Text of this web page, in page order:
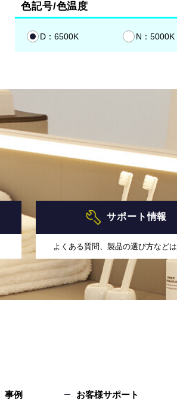
色記号/色温度
D：6500K N：5000K
サポート情報
よくある質問、製品の選び方など
事例 お客様サポート